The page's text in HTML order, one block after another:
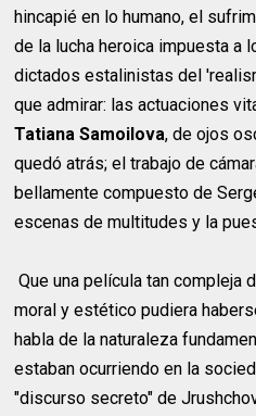
hincapié en lo humano, el
de la lucha heroica impuesta a
dictados estalinistas del
que admirar: las actuaciones
Tatiana Samoilova, de ojos
quedó atrás; el trabajo de
bellamente compuesto de
escenas de multitudes y la
Que una película tan compleja
moral y estético pudiera
habla de la naturaleza
estaban ocurriendo en la
"discurso secreto" de